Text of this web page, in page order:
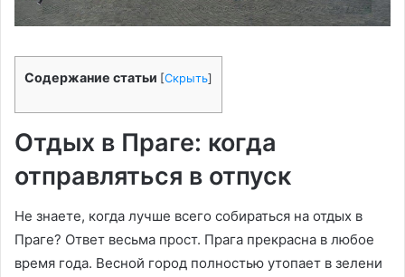
Содержание статьи [Скрыть]
Отдых в Праге: когда
отправляться в отпуск
Не знаете, когда лучше всего собираться на отдых в
Праге? Ответ весьма прост. Прага прекрасна в любое
время года. Весной город полностью утопает в зелени